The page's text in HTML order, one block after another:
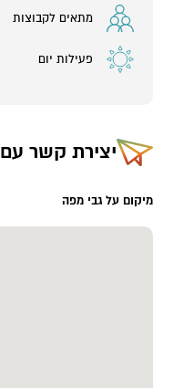
מתאים לקבוצות
פעילות יום
יצירת קשר עם
מיקום על גבי מפה